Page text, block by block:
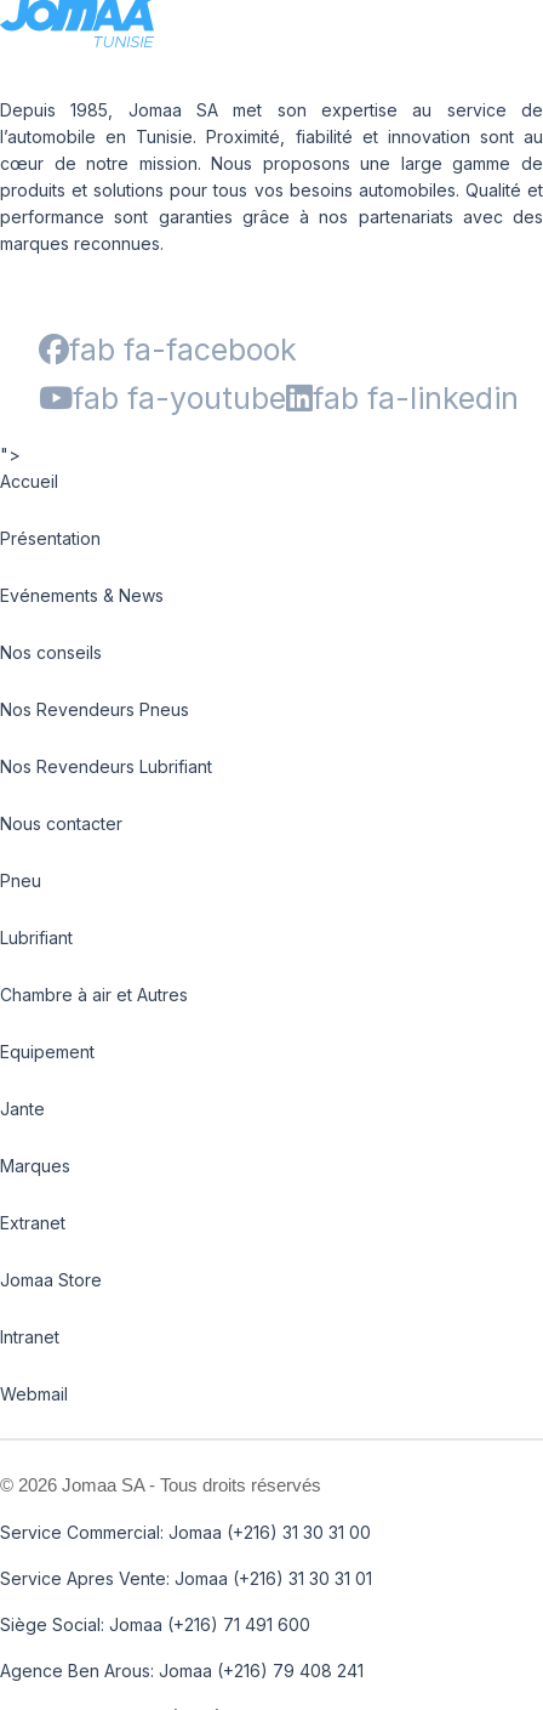
Depuis 1985, Jomaa SA met son expertise au service de
l’automobile en Tunisie. Proximité, fiabilité et innovation sont au
cœur de notre mission. Nous proposons une large gamme de
produits et solutions pour tous vos besoins automobiles. Qualité et
performance sont garanties grâce à nos partenariats avec des
marques reconnues.
fab fa-facebook
fab fa-youtube
fab fa-linkedin
">
Accueil
Présentation
Evénements & News
Nos conseils
Nos Revendeurs Pneus
Nos Revendeurs Lubrifiant
Nous contacter
Pneu
Lubrifiant
Chambre à air et Autres
Equipement
Jante
Marques
Extranet
Jomaa Store
Intranet
Webmail
© 2026 Jomaa SA - Tous droits réservés
Service Commercial: Jomaa (+216) 31 30 31 00
Service Apres Vente: Jomaa (+216) 31 30 31 01
Siège Social: Jomaa (+216) 71 491 600
Agence Ben Arous: Jomaa (+216) 79 408 241